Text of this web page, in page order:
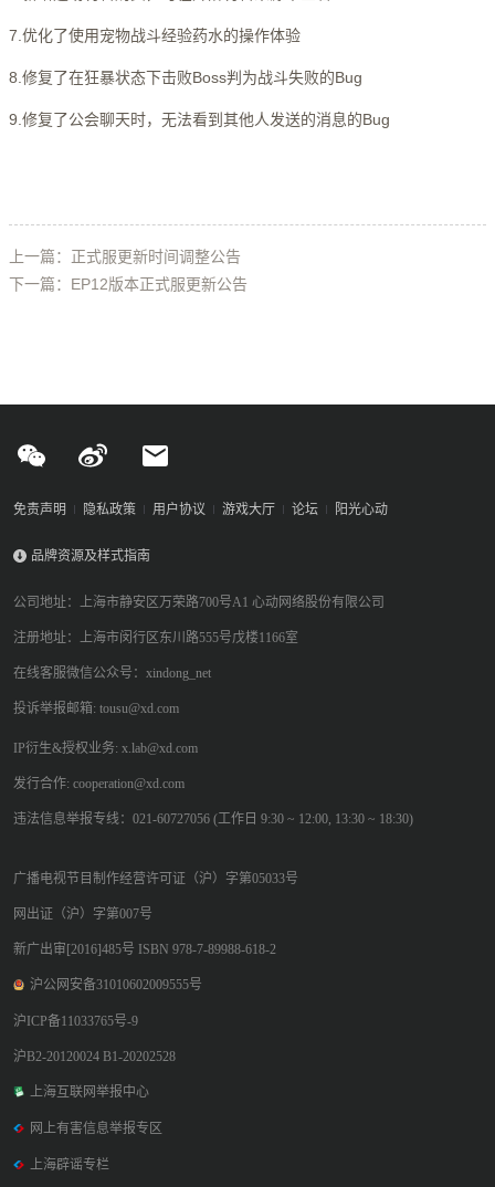
7.优化了使用宠物战斗经验药水的操作体验
8.修复了在狂暴状态下击败Boss判为战斗失败的Bug
9.修复了公会聊天时，无法看到其他人发送的消息的Bug
上一篇：正式服更新时间调整公告
下一篇：EP12版本正式服更新公告
免责声明 隐私政策 用户协议 游戏大厅 论坛 阳光心动
品牌资源及样式指南
公司地址：上海市静安区万荣路700号A1 心动网络股份有限公司
注册地址：上海市闵行区东川路555号戊楼1166室
在线客服微信公众号：xindong_net
投诉举报邮箱: tousu@xd.com
IP衍生&授权业务: x.lab@xd.com
发行合作: cooperation@xd.com
违法信息举报专线：021-60727056 (工作日 9:30 ~ 12:00, 13:30 ~ 18:30)
广播电视节目制作经营许可证（沪）字第05033号
网出证（沪）字第007号
新广出审[2016]485号 ISBN 978-7-89988-618-2
沪公网安备31010602009555号
沪ICP备11033765号-9
沪B2-20120024 B1-20202528
上海互联网举报中心
网上有害信息举报专区
上海辟谣专栏